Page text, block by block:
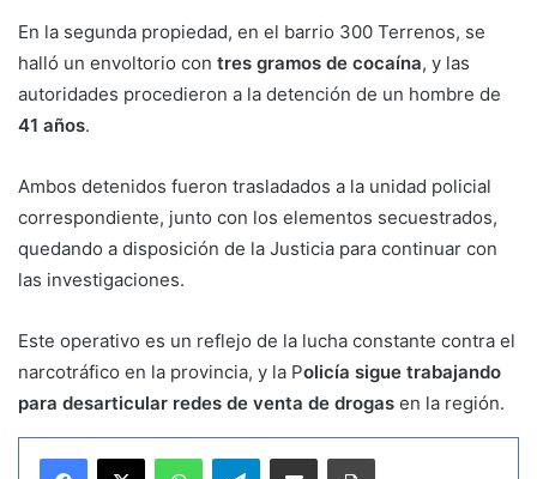
En la segunda propiedad, en el barrio 300 Terrenos, se
halló un envoltorio con tres gramos de cocaína, y las
autoridades procedieron a la detención de un hombre de
41 años.
Ambos detenidos fueron trasladados a la unidad policial
correspondiente, junto con los elementos secuestrados,
quedando a disposición de la Justicia para continuar con
las investigaciones.
Este operativo es un reflejo de la lucha constante contra el
narcotráfico en la provincia, y la Policía sigue trabajando
para desarticular redes de venta de drogas en la región.
Telegram